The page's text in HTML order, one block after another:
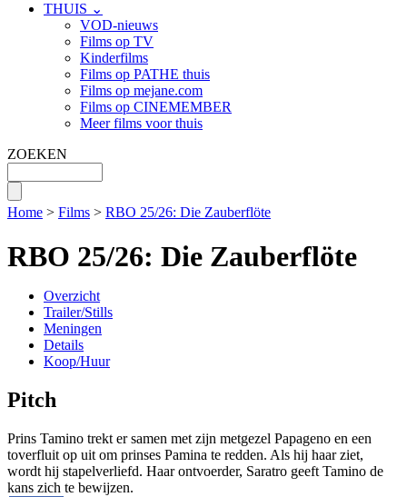
THUIS ⌄
VOD-nieuws
Films op TV
Kinderfilms
Films op PATHE thuis
Films op mejane.com
Films op CINEMEMBER
Meer films voor thuis
ZOEKEN
Home > Films > RBO 25/26: Die Zauberflöte
RBO 25/26: Die Zauberflöte
Overzicht
Trailer/Stills
Meningen
Details
Koop/Huur
Pitch
Prins Tamino trekt er samen met zijn metgezel Papageno en een
toverfluit op uit om prinses Pamina te redden. Als hij haar ziet,
wordt hij stapelverliefd. Haar ontvoerder, Saratro geeft Tamino de
kans zich te bewijzen.